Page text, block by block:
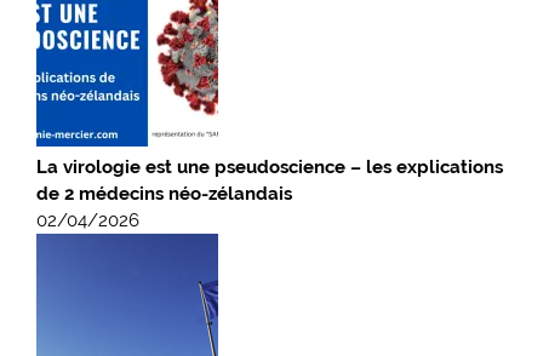
La virologie est une pseudoscience – les explications
de 2 médecins néo-zélandais
02/04/2026